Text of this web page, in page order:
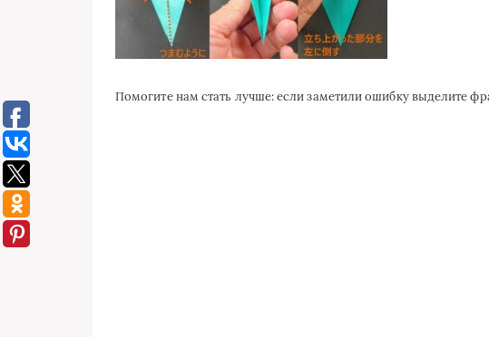
Помогите нам стать лучше: если заметили ошибку выделите